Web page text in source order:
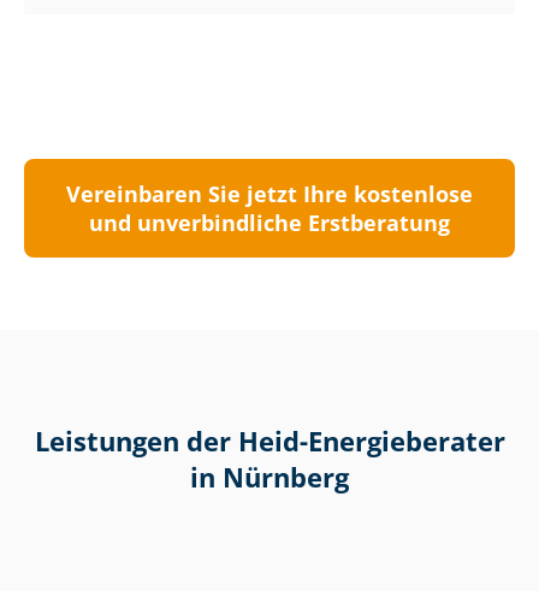
Vereinbaren Sie jetzt Ihre kostenlose
und unverbindliche Erstberatung
Leistungen der Heid-Energieberater
in Nürnberg